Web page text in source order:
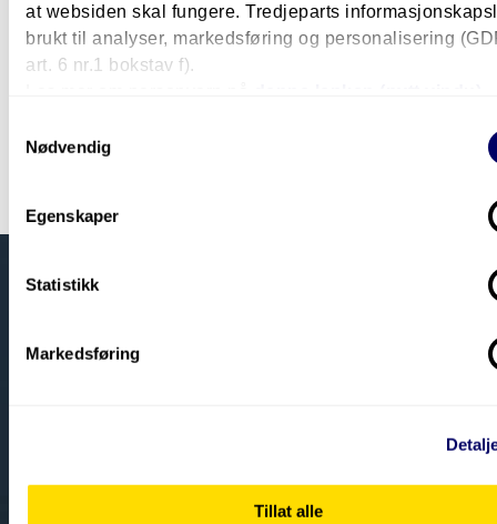
at websiden skal fungere. Tredjeparts
brukt til analyser, markedsføring og personalisering
art. 6 nr.1 bokstav f).
Nødvendig
Egenskaper
Statistikk
Markedsføring
Tillat alle
Bioingeniørfaget er i stadig utvikling, noe ikke
pågående pandemien har lært oss. For plutselig
det et nytt virus som skal testes og analyseres, nye
Både Nina og Sondre har vært veldig fornøyde med
kombinasjonen av teori og praksis som studiet har